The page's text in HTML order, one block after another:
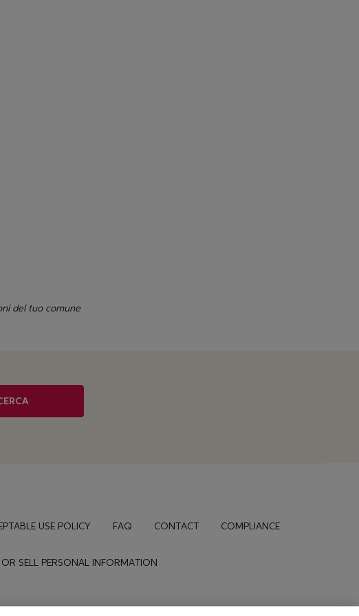
del tuo comune
USE POLICY FAQ CONTACT COMPLIANCE
SELL PERSONAL INFORMATION